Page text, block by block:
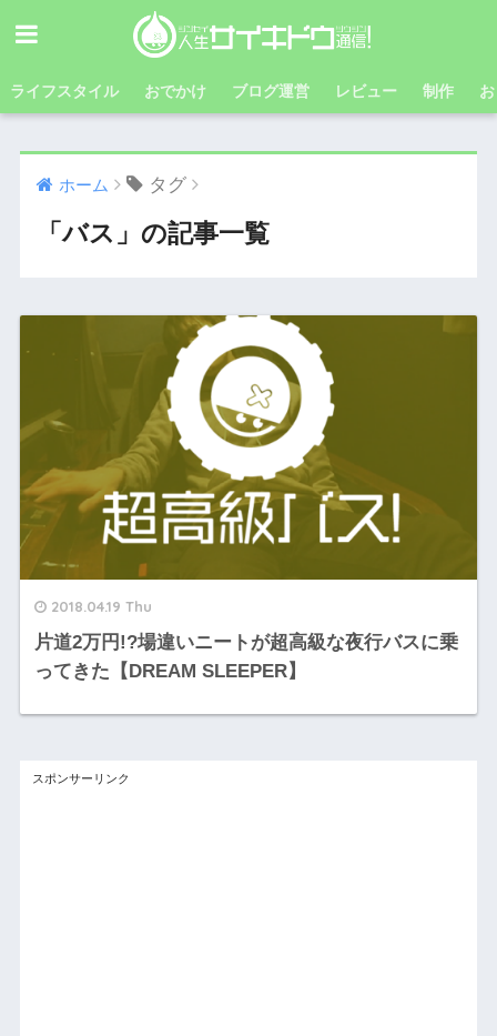
ライフスタイル おでかけ ブログ運営 レビュー 制作
ホーム タグ
「バス」の記事一覧
2018.04.19 Thu
片道2万円!?場違いニートが超高級な夜行バスに乗
ってきた【DREAM SLEEPER】
スポンサーリンク